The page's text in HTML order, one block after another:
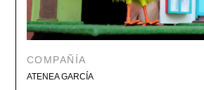
COMPAÑÍA
ATENEA GARCÍA